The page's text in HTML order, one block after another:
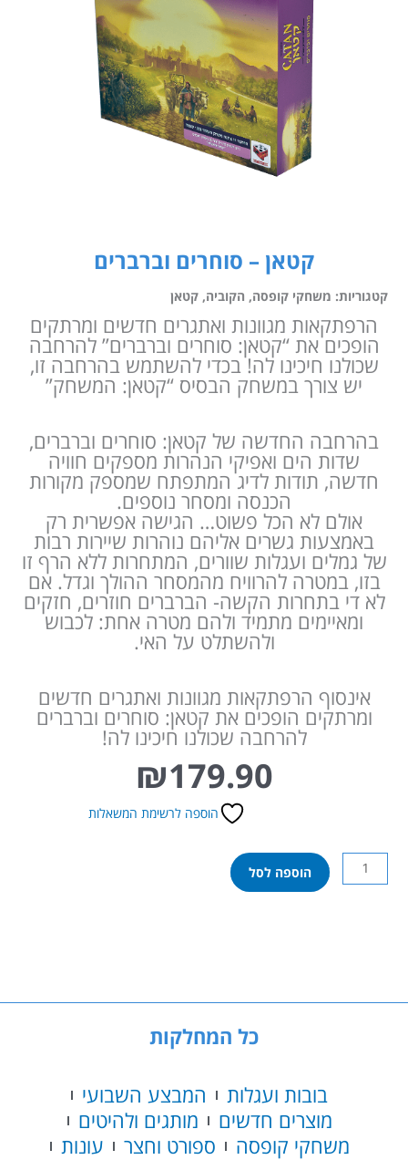
קטאן – סוחרים וברברים
קטגוריות: משחקי קופסה, הקוביה,קטאן
הרפתקאות מגוונות ואתגרים חדשים ומרתקים
הופכים את “קטאן: סוחרים וברברים” להרחבה
שכולנו חיכינו לה! בכדי להשתמש בהרחבה זו,
יש צורך במשחק הבסיס “קטאן: המשחק”
בהרחבה החדשה של קטאן: סוחרים וברברים,
שדות הים ואפיקי הנהרות מספקים חוויה
חדשה, תודות לדיג המתפתח שמספק מקורות
הכנסה ומסחר נוספים.
אולם לא הכל פשוט… הגישה אפשרית רק
באמצעות גשרים אליהם נוהרות שיירות רבות
של גמלים ועגלות שוורים, המתחרות ללא הרף זו
בזו, במטרה להרוויח מהמסחר ההולך וגדל. אם
לא די בתחרות הקשה- הברברים חוזרים, חזקים
ומאיימים מתמיד ולהם מטרה אחת: לכבוש
ולהשתלט על האי.
אינסוף הרפתקאות מגוונות ואתגרים חדשים
ומרתקים הופכים את קטאן: סוחרים וברברים
להרחבה שכולנו חיכינו לה!
₪179.90
הוספה לרשימת המשאלות
כמות
של
הוספה לסל
כל המחלקות
בובות ועגלות
המבצע השבועי
מוצרים חדשים
מותגים ולהיטים
משחקי קופסה
ספורט וחצר
עונות